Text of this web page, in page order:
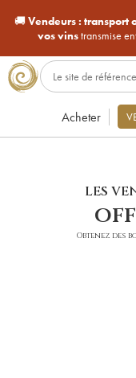
🚚Vendeurs : transport
vos vinstransmise
Acheter
LES
Obtenez des